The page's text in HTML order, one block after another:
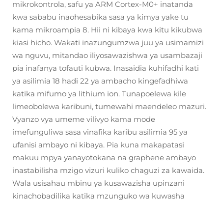
mikrokontrola, safu ya ARM Cortex-M0+ inatanda
kwa sababu inaohesabika sasa ya kimya yake tu
kama mikroampia 8. Hii ni kibaya kwa kitu kikubwa
kiasi hicho. Wakati inazungumzwa juu ya usimamizi
wa nguvu, mitandao iliyosawazishwa ya usambazaji
pia inafanya tofauti kubwa. Inasaidia kuhifadhi kati
ya asilimia 18 hadi 22 ya ambacho kingefadhiwa
katika mifumo ya lithium ion. Tunapoelewa kile
limeobolewa karibuni, tumewahi maendeleo mazuri.
Vyanzo vya umeme vilivyo kama mode
imefunguliwa sasa vinafika karibu asilimia 95 ya
ufanisi ambayo ni kibaya. Pia kuna makapatasi
makuu mpya yanayotokana na graphene ambayo
inastabilisha mzigo vizuri kuliko chaguzi za kawaida.
Wala usisahau mbinu ya kusawazisha upinzani
kinachobadilika katika mzunguko wa kuwasha